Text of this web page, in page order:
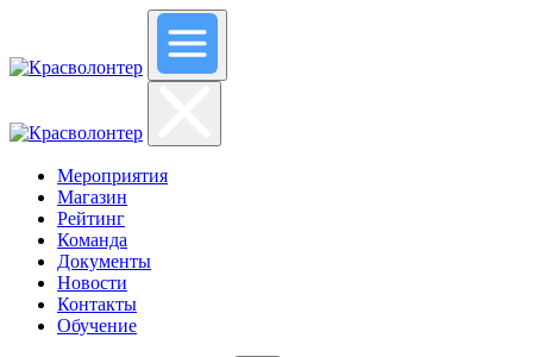
Мероприятия
Магазин
Рейтинг
Команда
Документы
Новости
Контакты
Обучение